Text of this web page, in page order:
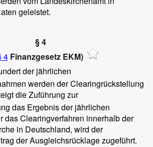
geleistet.
§ 4
4Finanzgesetz EKM)
der jährlichen
werden der Clearingrückstellung
die Zuführung zur
das Ergebnis der jährlichen
das Clearingverfahren innerhalb der
in Deutschland, wird der
der Ausgleichsrücklage zugeführt.